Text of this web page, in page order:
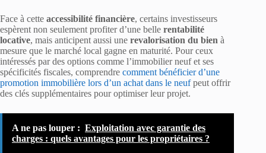
Face à cette accessibilité financière, certains investisseurs
espèrent non seulement profiter d’une belle rentabilité
locative, mais anticipent aussi une revalorisation du bien à
mesure que le marché local gagne en maturité. Pour ceux
intéressés par des options comme l’immobilier neuf et ses
spécificités fiscales, comprendre comment bénéficier d’une
promotion immobilière lors d’un achat dans le neufpeut offrir
des clés supplémentaires pour optimiser leur projet.
A ne pas louper : Exploitation avec garantie des
charges : quels avantages pour les propriétaires ?